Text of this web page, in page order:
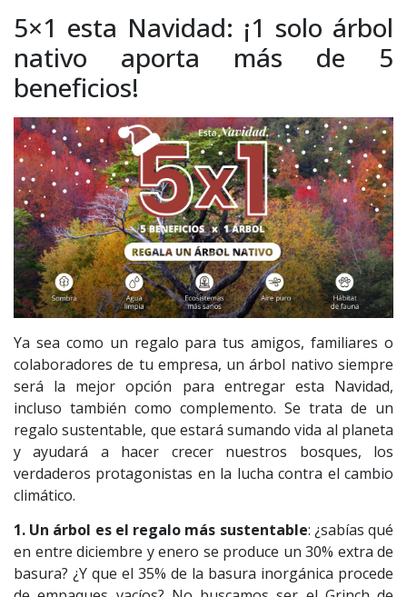
5×1 esta Navidad: ¡1 solo árbol
nativo aporta más de 5
beneficios!
Ya sea como un regalo para tus amigos, familiares o
colaboradores de tu empresa, un árbol nativo siempre
será la mejor opción para entregar esta Navidad,
incluso también como complemento. Se trata de un
regalo sustentable, que estará sumando vida al planeta
y ayudará a hacer crecer nuestros bosques, los
verdaderos protagonistas en la lucha contra el cambio
climático.
1. Un árbol es el regalo más sustentable: ¿sabías qué
en entre diciembre y enero se produce un 30% extra de
basura? ¿Y que el 35% de la basura inorgánica procede